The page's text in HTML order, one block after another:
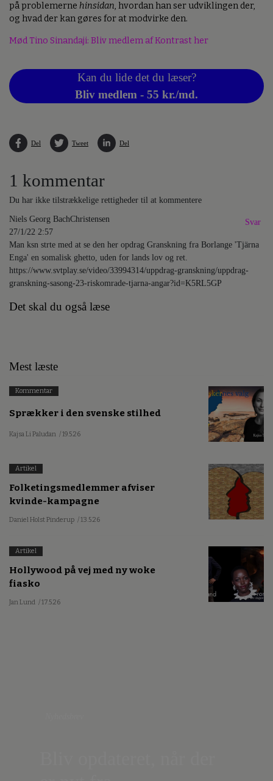
på problemerne hinsidan, hvordan han ser udviklingen der,
og hvad der kan gøres for at modvirke den.
Mød Tino Sinandaji: Bliv medlem af Kontrast her
Kan du lide det du læser?
Bliv medlem - 55 kr./md.
Del Tweet Del
1 kommentar
Du har ikke tilstrækkelige rettigheder til at kommentere
Niels Georg BachChristensen
27/1/22 2:57
Man ksn strte med at se den her opdrag Granskning fra Borlange 'Tjärna
Enga' en somalisk ghetto, uden for lands lov og ret.
https://www.svtplay.se/video/33994314/uppdrag-granskning/uppdrag-
granskning-sasong-23-riskomrade-tjarna-angar?id=K5RL5GP
Svar
Det skal du også læse
Mest læste
Kommentar
Sprækker i den svenske stilhed
Kajsa Li Paludan / 19.5.26
Artikel
Folketingsmedlemmer afviser
kvinde-kampagne
Daniel Holst Pinderup / 13.5.26
Artikel
Hollywood på vej med ny woke
fiasko
Jan Lund / 17.5.26